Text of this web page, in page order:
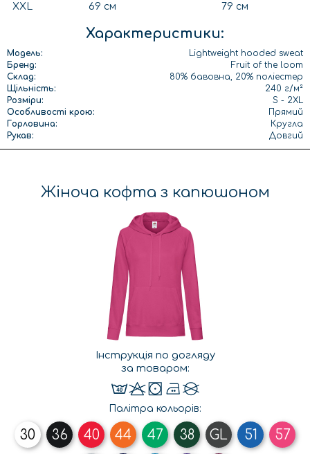
XXL
69 см 79 см
Характеристики:
Модель:
Lightweight hooded sweat
Бренд:
Fruit of the loom
Склад:
80% бавовна, 20% поліестер
Щільність:
240 г/м²
Розміри:
S - 2XL
Особливості крою:
Прямий
Горловина:
Кругла
Рукав:
Довгий
Жіноча кофта з капюшоном
Інструкція по догляду
за товаром:
Палітра кольорів:
30 36 40 44 47 38 GL 51 57